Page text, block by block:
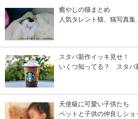
癒やしの猫まとめ
人気タレント猫、猫写真
スタバ新作イッキ見せ！
いくつ知ってる？ スタバ
天使級に可愛い子供たち
ペットと子供の仲良しシ